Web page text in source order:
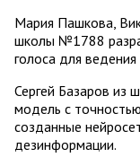
Мария Пашкова,
школы №1788
голоса для
Сергей Базаров
модель с
созданные
дезинформации.